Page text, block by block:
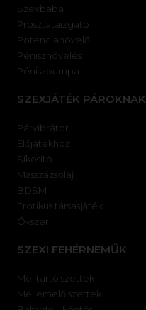
Szexbaba
Prosztataizgató
Potencianövelő
Pénisznövelés
Péniszpumpa
SZEXJÁTÉK PÁROKNAK
Párvibrátor
Előjátékhoz
Síkosító
Masszázsolaj
BDSM
Erotikus társasjáték
Óvszer
SZEXI FEHÉRNEMŰK
Melltartó szettek
Mellemelő szettek